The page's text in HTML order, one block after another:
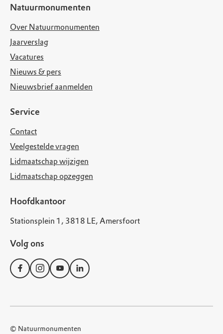
Natuurmonumenten
Over Natuurmonumenten
Jaarverslag
Vacatures
Nieuws & pers
Nieuwsbrief aanmelden
Service
Contact
Veelgestelde vragen
Lidmaatschap wijzigen
Lidmaatschap opzeggen
Hoofdkantoor
Stationsplein 1, 3818 LE, Amersfoort
Volg ons
© Natuurmonumenten